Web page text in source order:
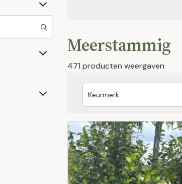
Meerstammig
471 producten weergaven